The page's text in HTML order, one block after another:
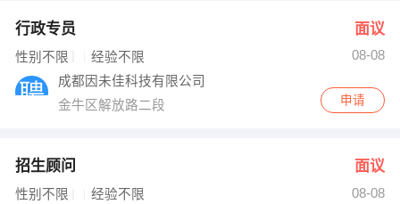
行政专员 面议
性别不限 经验不限
08-08
成都因未佳科技有限公司
金牛区解放路二段
申请
招生顾问 面议
性别不限 经验不限
08-08